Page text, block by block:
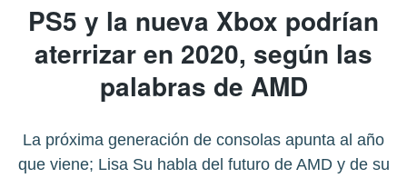
PS5 y la nueva Xbox podrían
aterrizar en 2020, según las
palabras de AMD
La próxima generación de consolas apunta al año
que viene; Lisa Su habla del futuro de AMD y de su